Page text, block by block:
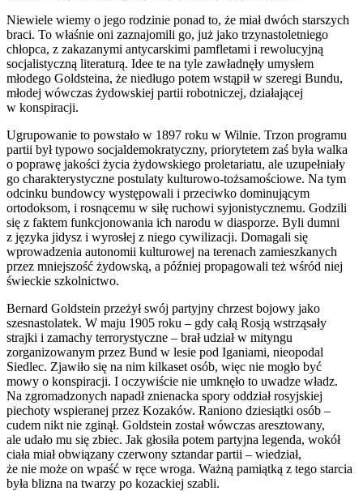
Niewiele wiemy o jego rodzinie ponad to, że miał dwóch starszych
braci. To właśnie oni zaznajomili go, już jako trzynastoletniego
chłopca, z zakazanymi antycarskimi pamfletami i rewolucyjną
socjalistyczną literaturą. Idee te na tyle zawładnęły umysłem
młodego Goldsteina, że niedługo potem wstąpił w szeregi Bundu,
młodej wówczas żydowskiej partii robotniczej, działającej
w konspiracji.
Ugrupowanie to powstało w 1897 roku w Wilnie. Trzon programu
partii był typowo socjaldemokratyczny, priorytetem zaś była walka
o poprawę jakości życia żydowskiego proletariatu, ale uzupełniały
go charakterystyczne postulaty kulturowo-tożsamościowe. Na tym
odcinku bundowcy występowali i przeciwko dominującym
ortodoksom, i rosnącemu w siłę ruchowi syjonistycznemu. Godzili
się z faktem funkcjonowania ich narodu w diasporze. Byli dumni
z języka jidysz i wyrosłej z niego cywilizacji. Domagali się
wprowadzenia autonomii kulturowej na terenach zamieszkanych
przez mniejszość żydowską, a później propagowali też wśród niej
świeckie szkolnictwo.
Bernard Goldstein przeżył swój partyjny chrzest bojowy jako
szesnastolatek. W maju 1905 roku – gdy całą Rosją wstrząsały
strajki i zamachy terrorystyczne – brał udział w mityngu
zorganizowanym przez Bund w lesie pod Iganiami, nieopodal
Siedlec. Zjawiło się na nim kilkaset osób, więc nie mogło być
mowy o konspiracji. I oczywiście nie umknęło to uwadze władz.
Na zgromadzonych napadł znienacka spory oddział rosyjskiej
piechoty wspieranej przez Kozaków. Raniono dziesiątki osób –
cudem nikt nie zginął. Goldstein został wówczas aresztowany,
ale udało mu się zbiec. Jak głosiła potem partyjna legenda, wokół
ciała miał obwiązany czerwony sztandar partii – wiedział,
że nie może on wpaść w ręce wroga. Ważną pamiątką z tego starcia
była blizna na twarzy po kozackiej szabli.